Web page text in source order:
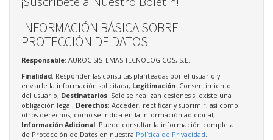
INFORMACIÓN BÁSICA SOBRE
PROTECCIÓN DE DATOS
Responsable: AUROC SISTEMAS TECNOLOGICOS, S.L.
Finalidad: Responder las consultas planteadas por el usuario y
enviarle la información solicitada; Legitimación: Consentimiento
del usuario; Destinatarios: Solo se realizan cesiones si existe una
obligación legal; Derechos: Acceder, rectificar y suprimir, así como
otros derechos, como se indica en la información adicional;
Información Adicional: Puede consultar la información completa
de Protección de Datos en nuestra Política de Privacidad.